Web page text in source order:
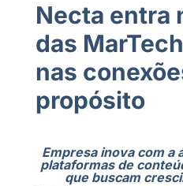
Necta entra
das
nas
propósito
Empresa inova com a
plataformas de
que buscam